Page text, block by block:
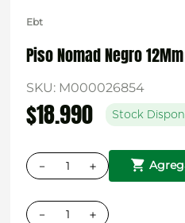
Ebt
Piso Nomad Negro
SKU: M000026854
$18.990 Stock
＋
－
＋
－